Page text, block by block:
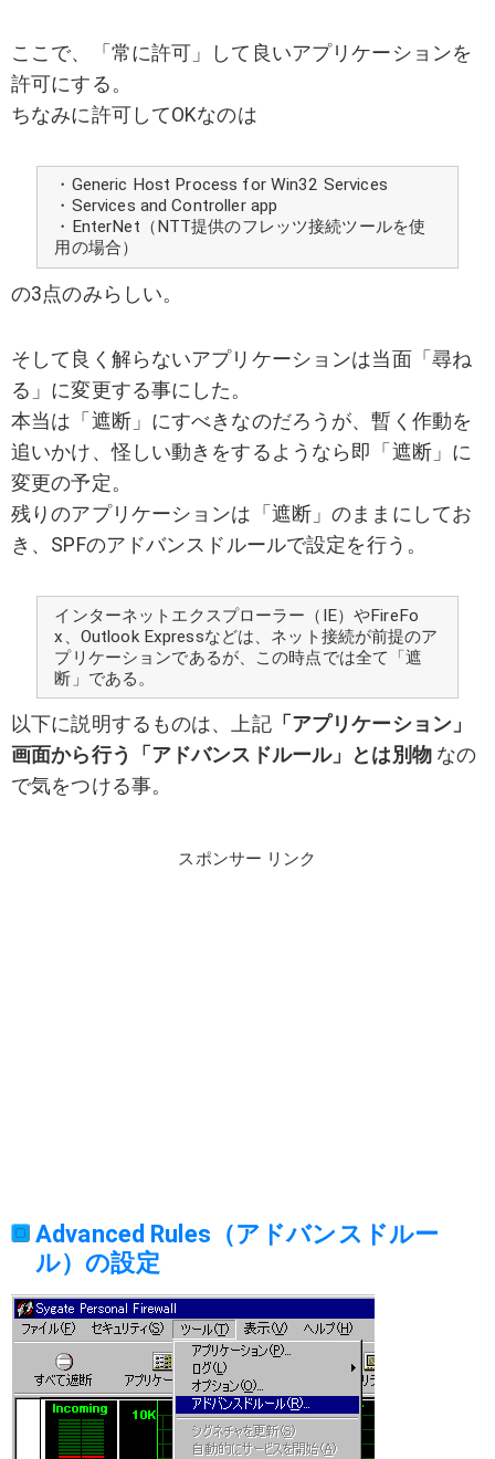
ここで、「常に許可」して良いアプリケーションを
許可にする。
ちなみに許可してOKなのは
・Generic Host Process for Win32 Services
・Services and Controller app
・EnterNet（NTT提供のフレッツ接続ツールを使
用の場合）
の3点のみらしい。
そして良く解らないアプリケーションは当面「尋ね
る」に変更する事にした。
本当は「遮断」にすべきなのだろうが、暫く作動を
追いかけ、怪しい動きをするようなら即「遮断」に
変更の予定。
残りのアプリケーションは「遮断」のままにしてお
き、SPFのアドバンスドルールで設定を行う。
インターネットエクスプローラー（IE）やFireFo
x、Outlook Expressなどは、ネット接続が前提のア
プリケーションであるが、この時点では全て「遮
断」である。
以下に説明するものは、上記「アプリケーション」
画面から行う「アドバンスドルール」とは別物なの
で気をつける事。
スポンサー リンク
Advanced Rules（アドバンスドルー
ル）の設定